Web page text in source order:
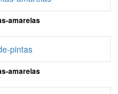
amarelas
amarelas